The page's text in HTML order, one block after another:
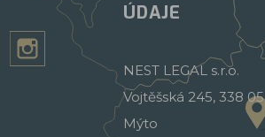
ÚDAJE
NEST LEGAL s.r.o.
Vojtěšská 245, 338 05
Mýto